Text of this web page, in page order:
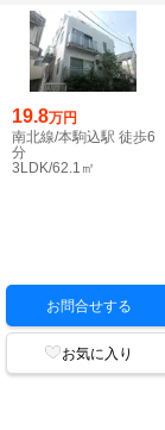
19.8万円
南北線/本駒込駅 徒歩6
分
3LDK/62.1㎡
お問合せする
お気に入り